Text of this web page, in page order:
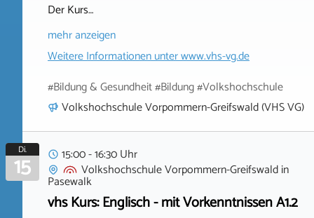
Der Kurs…
mehr anzeigen
Weitere Informationen unterwww.vhs-vg.de
#Bildung & Gesundheit #Bildung #Volkshochschule
Volkshochschule Vorpommern-Greifswald (VHS VG)
Di.
15
15:00 - 16:30 Uhr
Volkshochschule Vorpommern-Greifswaldin
Pasewalk
vhs Kurs: Englisch - mit Vorkenntnissen A1.2